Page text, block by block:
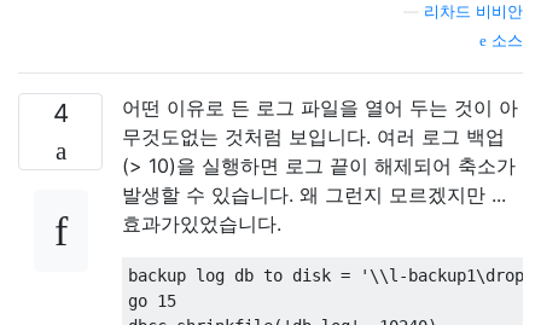
리차드 비비안
소스
4
어떤 이유로 든 로그 파일을 열어 두는 것이 아
무것도없는 것처럼 보입니다. 여러 로그 백업
(> 10)을 실행하면 로그 끝이 해제되어 축소가
발생할 수 있습니다. 왜 그런지 모르겠지만 ...
효과가있었습니다.
backup log db to disk =
'\\l-
go 15